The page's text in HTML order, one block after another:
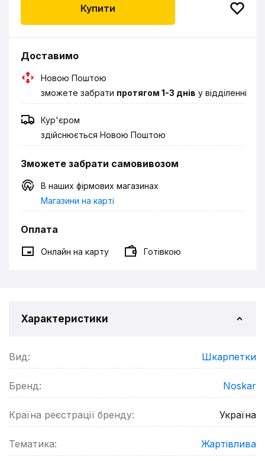
Купити
Доставимо
Новою Поштою
зможете забрати протягом 1-3 днів у відділенні
Кур'єром
здійснюється Новою Поштою
Зможете забрати самовивозом
В наших фірмових магазинах
Магазини на карті
Оплата
Онлайн на карту Готівкою
Характеристики
Вид: Шкарпетки
Бренд: Noskar
Країна реєстрації бренду: Україна
Тематика: Жартівлива